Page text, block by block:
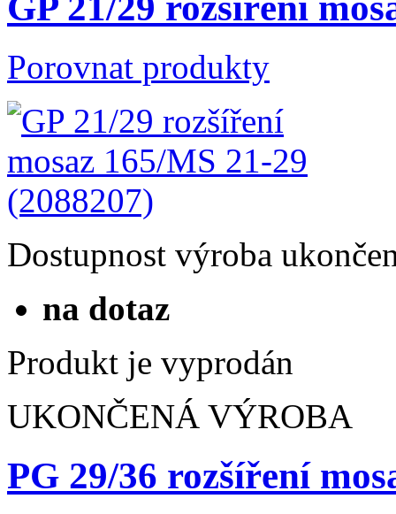
Porovnat produkty
Dostupnost výroba
na dotaz
Produkt je vyprodán
UKONČENÁ VÝROBA
PG 29/36 rozšíření